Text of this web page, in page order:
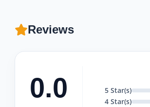
Reviews
0.0 5 Star(s)
4 Star(s)